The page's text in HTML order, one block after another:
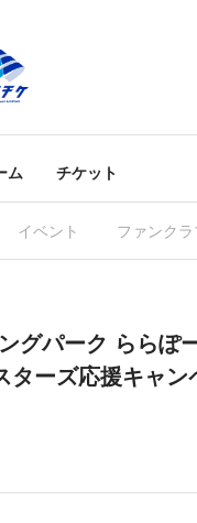
ム チケット
イベント ファンク
グパーク らら
ーズ応援キャン